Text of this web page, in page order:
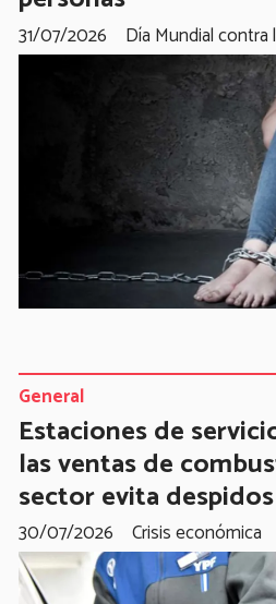
Día Mundial
31/07/2026
Estaciones de
las ventas de
sector evita despidos
Crisis económica
General
30/07/2026